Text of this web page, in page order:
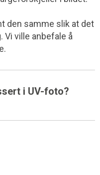
den samme slik at det
Vi ville anbefale å
i UV-foto?